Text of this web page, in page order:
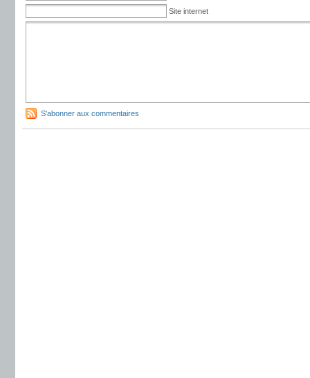
Site internet
S'abonner aux commentaires